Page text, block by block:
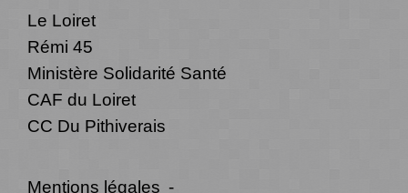
Le Loiret
Rémi 45
Ministère Solidarité Santé
CAF du Loiret
CC Du Pithiverais
Mentions légales -